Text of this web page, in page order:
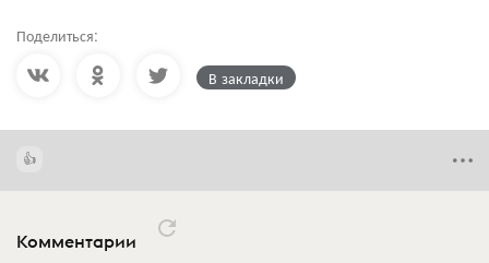
Поделиться:
В закладки
Комментарии